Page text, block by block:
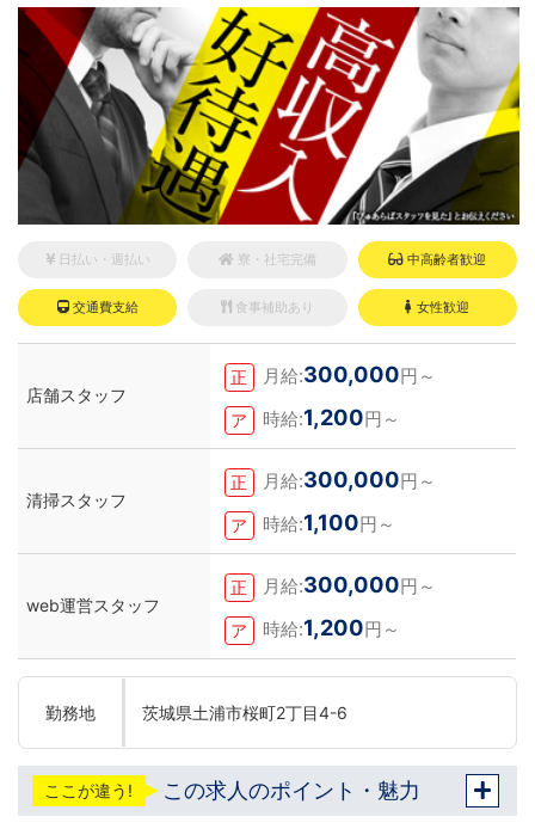
日払い・週払い 寮・社宅完備 中高齢者歓迎
交通費支給 食事補助あり 女性歓迎
店舗スタッフ
正 月給:300,000円～
ア 時給:1,200円～
清掃スタッフ
正 月給:300,000円～
ア 時給:1,100円～
web運営スタッフ
正 月給:300,000円～
ア 時給:1,200円～
勤務地 茨城県土浦市桜町2丁目4-6
ここが違う! この求人のポイント・魅力